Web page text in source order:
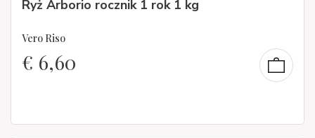
Ryż Arborio rocznik 1 rok 1 kg
Vero Riso
€ 6,60